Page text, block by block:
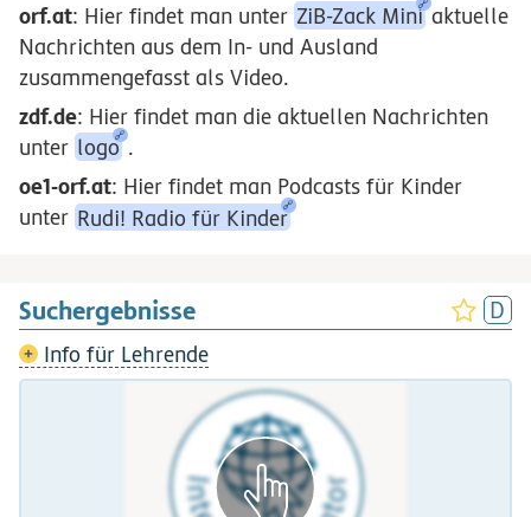
orf.at: Hier findet man unter ZiB-Zack Mini aktuelle
Nachrichten aus dem In- und Ausland
zusammengefasst als Video.
zdf.de: Hier findet man die aktuellen Nachrichten
unter logo .
oe1-orf.at: Hier findet man Podcasts für Kinder
unter Rudi! Radio für Kinder
Suchergebnisse
Info für Lehrende